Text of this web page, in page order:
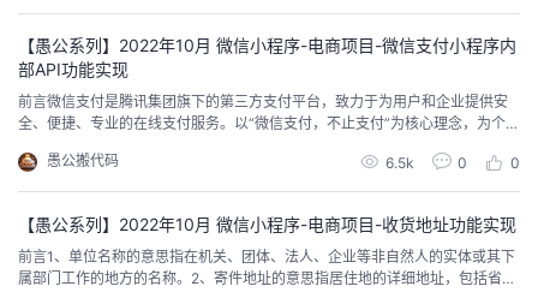
会员下单后，在未发货前申请退款；2) 经商家审核后，同意会员的退款申请；
【愚公系列】2022年10月 微信小程序-电商项目-微信支付小程序内
部API功能实现
前言微信支付是腾讯集团旗下的第三方支付平台，致力于为用户和企业提供安
全、便捷、专业的在线支付服务。以“微信支付，不止支付”为核心理念，为个人
专业的收款能力，运营能力，资金结算解决方案，以及安全保障。用户可以使
用微信支付来购物、吃饭、旅游、就医、交水电费等。企业、商品、门店、用
愚公搬代码 6.5k 0 0
【愚公系列】2022年10月 微信小程序-电商项目-收货地址功能实现
前言1、单位名称的意思指在机关、团体、法人、企业等非自然人的实体或其下
属部门工作的地方的名称。2、寄件地址的意思指居住地的详细地址，包括省、